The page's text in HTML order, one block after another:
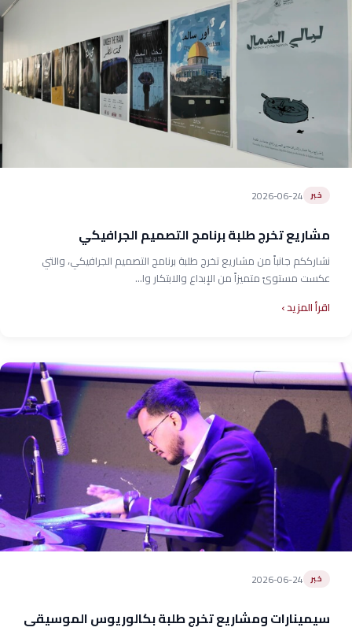
خبر 2026-06-24
مشاريع تخرج طلبة برنامج التصميم الجرافيكي
نشارككم جانباً من مشاريع تخرج طلبة برنامج التصميم الجرافيكي، والتي
عكست مستوىً متميزاً من الإبداع والابتكار وا...
اقرأ المزيد
خبر 2026-06-24
سيمينارات ومشاريع تخرج طلبة بكالوريوس الموسيقى